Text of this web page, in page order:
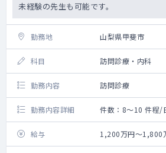
未経験の先生も可能です。
勤務地 山梨県甲斐市
科目 訪問診療・内科
勤務内容 訪問診療
勤務内容詳細 件数：8～10 件程/
給与 1,200万円～1,800